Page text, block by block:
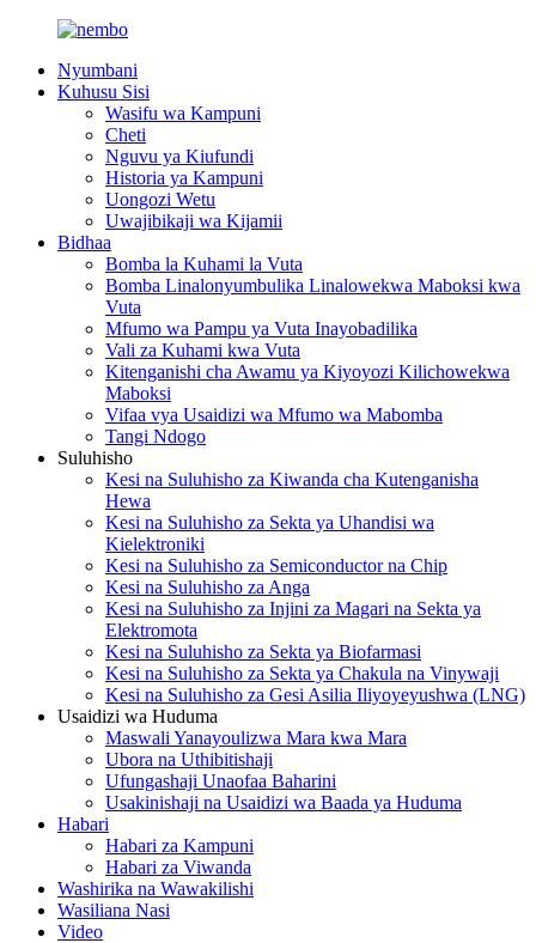
Nyumbani
Kuhusu Sisi
Wasifu wa Kampuni
Cheti
Nguvu ya Kiufundi
Historia ya Kampuni
Uongozi Wetu
Uwajibikaji wa Kijamii
Bidhaa
Bomba la Kuhami la Vuta
Bomba Linalonyumbulika Linalowekwa Maboksi kwa
Vuta
Mfumo wa Pampu ya Vuta Inayobadilika
Vali za Kuhami kwa Vuta
Kitenganishi cha Awamu ya Kiyoyozi Kilichowekwa
Maboksi
Vifaa vya Usaidizi wa Mfumo wa Mabomba
Tangi Ndogo
Suluhisho
Kesi na Suluhisho za Kiwanda cha Kutenganisha
Hewa
Kesi na Suluhisho za Sekta ya Uhandisi wa
Kielektroniki
Kesi na Suluhisho za Semiconductor na Chip
Kesi na Suluhisho za Anga
Kesi na Suluhisho za Injini za Magari na Sekta ya
Elektromota
Kesi na Suluhisho za Sekta ya Biofarmasi
Kesi na Suluhisho za Sekta ya Chakula na Vinywaji
Kesi na Suluhisho za Gesi Asilia Iliyoyeyushwa (LNG)
Usaidizi wa Huduma
Maswali Yanayoulizwa Mara kwa Mara
Ubora na Uthibitishaji
Ufungashaji Unaofaa Baharini
Usakinishaji na Usaidizi wa Baada ya Huduma
Habari
Habari za Kampuni
Habari za Viwanda
Washirika na Wawakilishi
Wasiliana Nasi
Video